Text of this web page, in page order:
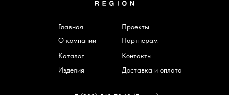
Главная
О компании
Каталог
Изделия
Контакты
Партнерам
Проекты
Доставка и оплата